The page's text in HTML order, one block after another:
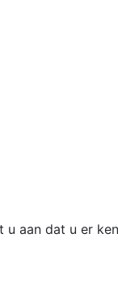
aan dat u er